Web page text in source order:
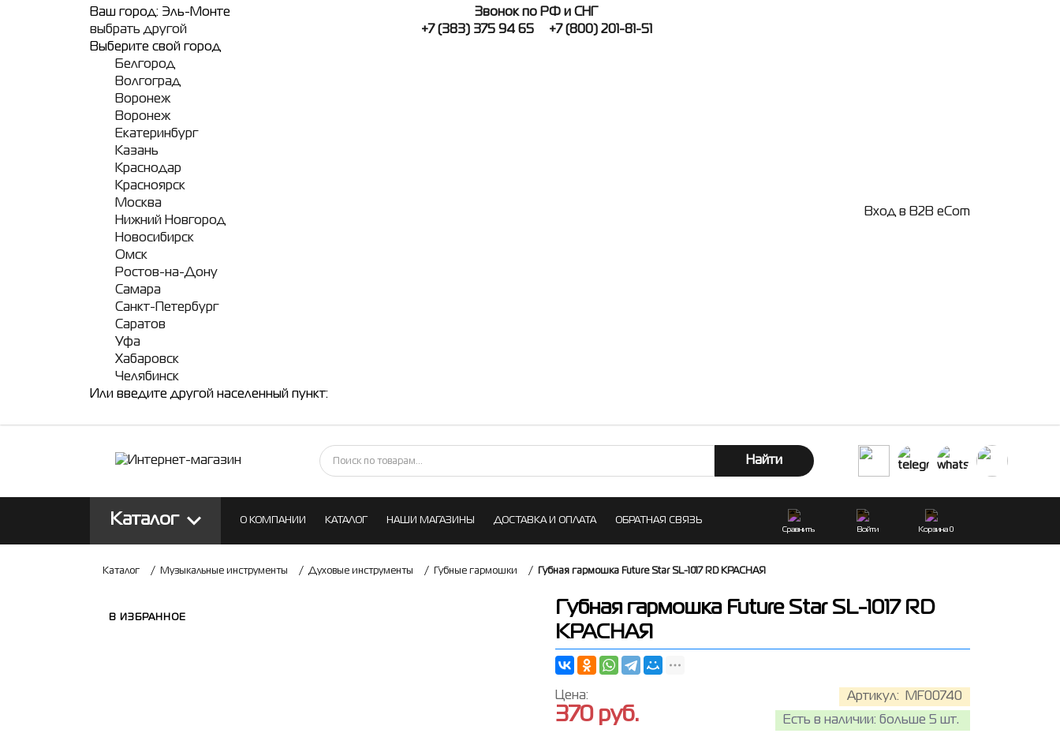
Ваш город: Эль-Монте
выбрать другой
Выберите свой город
Белгород
Волгоград
Воронеж
Воронеж
Екатеринбург
Казань
Краснодар
Красноярск
Москва
Нижний Новгород
Новосибирск
Омск
Ростов-на-Дону
Самара
Санкт-Петербург
Саратов
Уфа
Хабаровск
Челябинск
Или введите другой населенный пункт:
Звонок по РФ и СНГ
+7 (383) 375 94 65
+7 (800) 201-81-51
Вход в B2B eCom
Найти
Каталог О КОМПАНИИ КАТАЛОГ НАШИ МАГАЗИНЫ ДОСТАВКА И ОПЛАТА ОБРАТНАЯ СВЯЗЬ
КОНТАКТЫ БЛОГ
Сравнить Войти Корзина 0
Каталог / Музыкальные инструменты / Духовые инструменты / Губные гармошки / Губная гармошка Future Star SL-1017 RD КРАСНАЯ
В ИЗБРАННОЕ
Губная гармошка Future Star SL-1017 RD
КРАСНАЯ
Артикул: MF00740
Есть в наличии: больше 5 шт.
Цена:
370 руб.